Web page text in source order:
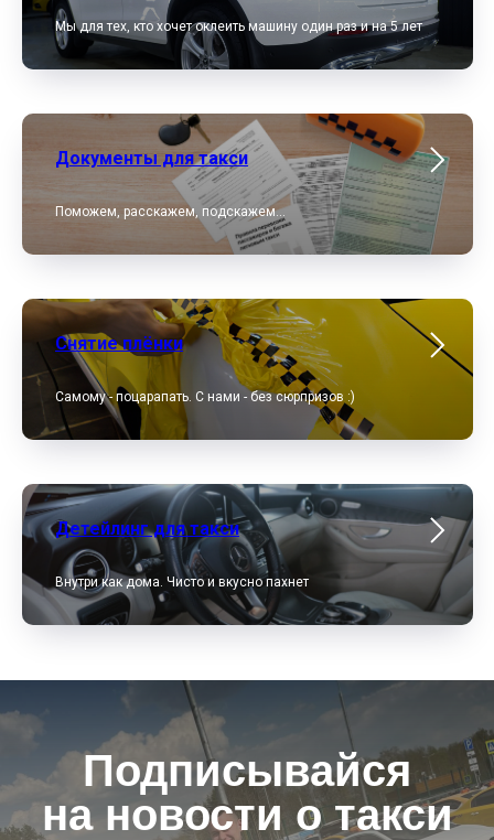
Мы для тех, кто хочет оклеить машину один раз и на 5 лет
Документы для такси
Поможем, расскажем, подскажем...
Снятие плёнки
Самому - поцарапать. С нами - без сюрпризов :)
Детейлинг для такси
Внутри как дома. Чисто и вкусно пахнет
Подписывайся
на новости о такси